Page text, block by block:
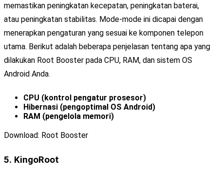
memastikan peningkatan kecepatan, peningkatan baterai,
atau peningkatan stabilitas. Mode-mode ini dicapai dengan
menerapkan pengaturan yang sesuai ke komponen telepon
utama. Berikut adalah beberapa penjelasan tentang apa yang
dilakukan Root Booster pada CPU, RAM, dan sistem OS
Android Anda.
CPU (kontrol pengatur prosesor)
Hibernasi (pengoptimal OS Android)
RAM (pengelola memori)
Download: Root Booster
5. KingoRoot